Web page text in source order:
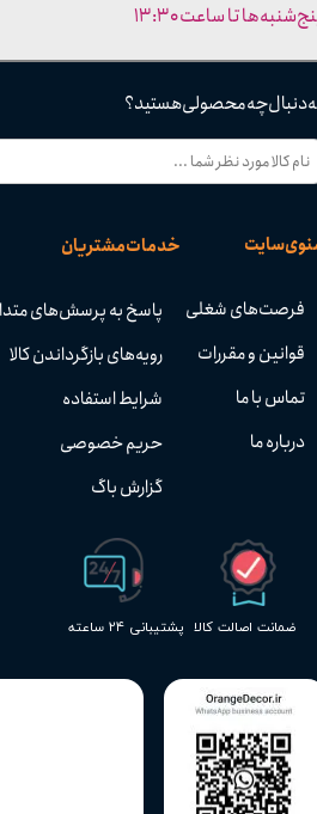
پشتیبانی ۲۴ ساعته ضمانت اصالت کالا
خدمات مشتریان
پاسخ به پرسش‌های
رویه‌های بازگرداندن کالا
شرایط استفاده
حریم خصوصی
گزارش باگ
سایت
فرصت‌های شغلی
قوانین و مقررات
تماس با ما
درباره ما
دنبال چه محصولی هستید؟
تا ساعت ۱۳:۳۰​​​​​​​